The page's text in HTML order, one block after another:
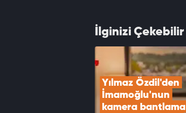
İlginizi Çekebilir
Yılmaz Özdil'den
İmamoğlu'nun
kamera bantlama